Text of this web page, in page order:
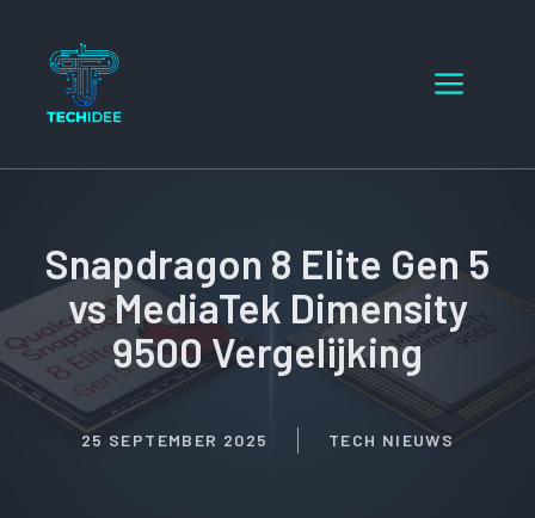
inhoud
Menu
Snapdragon 8 Elite Gen 5
vs MediaTek Dimensity
9500 Vergelijking
25 SEPTEMBER 2025 TECH NIEUWS